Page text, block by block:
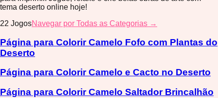
tema deserto online hoje!
22 JogosNavegar por Todas as Categorias →
Página para Colorir Camelo Fofo com Plantas do
Deserto
Página para Colorir Camelo e Cacto no Deserto
Página para Colorir Camelo Saltador Brincalhão